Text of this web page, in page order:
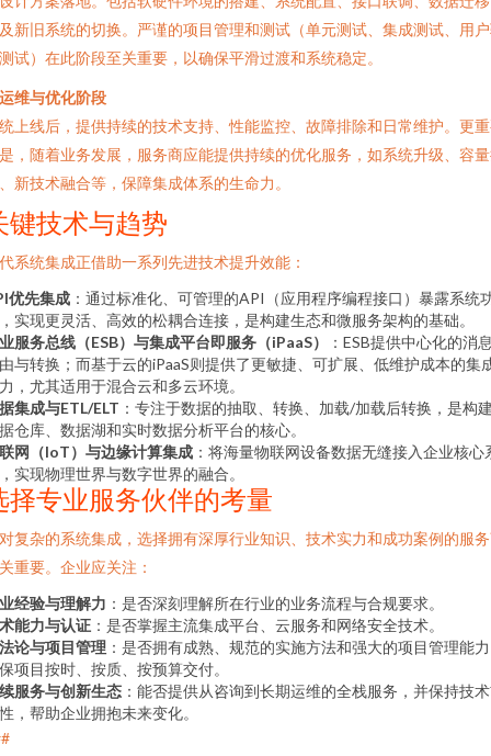
新旧系统的切换。严谨的项目管理和测试（单元测试、集成测试、用
试）在此阶段至关重要，以确保平滑过渡和系统稳定。
维与优化阶段
上线后，提供持续的技术支持、性能监控、故障排除和日常维护。更
，随着业务发展，服务商应能提供持续的优化服务，如系统升级、容
新技术融合等，保障集成体系的生命力。
键技术与趋势
系统集成正借助一系列先进技术提升效能：
优先集成 ：通过标准化、可管理的API（应用程序编程接口）暴露系统
实现更灵活、高效的松耦合连接，是构建生态和微服务架构的基础。
服务总线（ESB）与集成平台即服务（iPaaS）
：ESB提供中心化的消
与转换；而基于云的iPaaS则提供了更敏捷、可扩展、低维护成本的集
，尤其适用于混合云和多云环境。
集成与ETL/ELT ：专注于数据的抽取、转换、加载/加载后转换，是构
仓库、数据湖和实时数据分析平台的核心。
网（IoT）与边缘计算集成 ：将海量物联网设备数据无缝接入企业核心
实现物理世界与数字世界的融合。
择专业服务伙伴的考量
复杂的系统集成，选择拥有深厚行业知识、技术实力和成功案例的服
重要。企业应关注：
经验与理解力 ：是否深刻理解所在行业的业务流程与合规要求。
能力与认证 ：是否掌握主流集成平台、云服务和网络安全技术。
论与项目管理 ：是否拥有成熟、规范的实施方法和强大的项目管理能
项目按时、按质、按预算交付。
服务与创新生态 ：能否提供从咨询到长期运维的全栈服务，并保持技
，帮助企业拥抱未来变化。